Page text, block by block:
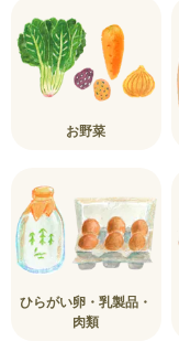
お野菜
ひらがい卵・乳製品・
肉類